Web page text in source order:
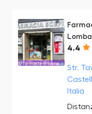
4.4
Str.
Italia